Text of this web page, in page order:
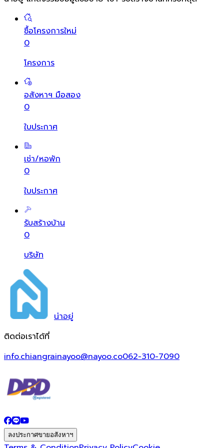
ซื้อโครงการใหม่
0
โครงการ
อสังหาฯ มือสอง
0
ใบประกาศ
เช่า/หอพัก
0
ใบประกาศ
รับสร้างบ้าน
0
บริษัท
น่าอยู่
ติดต่อเราได้ที่
info.chiangrainayoo@nayoo.co062-310-7090
ลงประกาศขายอสังหาฯ